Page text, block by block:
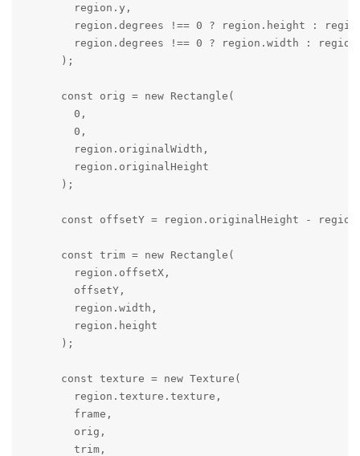
        region.y,
region.degrees !== 0 ? region.height :
region.degrees !== 0 ? region.width :
      );
      const orig = new Rectangle(
        0,
        0,
        region.originalWidth,
        region.originalHeight
      );
const offsetY = region.originalHeight -
      const trim = new Rectangle(
        region.offsetX,
        offsetY,
        region.width,
        region.height
      );
      const texture = new Texture(
        region.texture.texture,
        frame,
        orig,
        trim,